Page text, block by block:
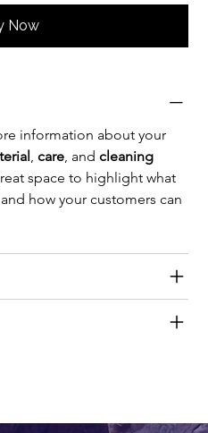
Now
information about your
, care, and cleaning
space to highlight what
how your customers can